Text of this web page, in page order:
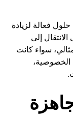
فعالة لزيادة
إلى
سواء كانت
الخصوصية،